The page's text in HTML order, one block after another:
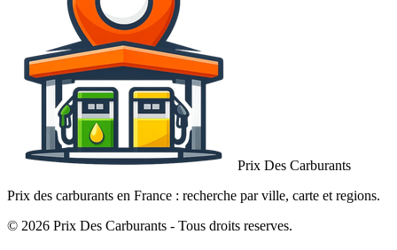
Prix Des Carburants
Prix des carburants en France : recherche par ville, carte et regions.
© 2026 Prix Des Carburants - Tous droits reserves.